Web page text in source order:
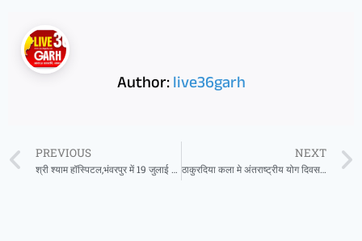
Author:live36garh
PREVIOUS
श्री श्याम हॉस्पिटल,भंवरपुर में 19 जुलाई रविवार को OPD (पेट एवं लीवर)विशेषज्ञ उपलब्ध रहेंगे
NEXT
ठाकुरदिया कला मे अंतराष्ट्रीय योग दिवस सफलता पूर्वक सम्पन्न